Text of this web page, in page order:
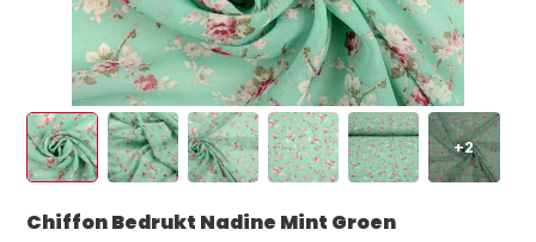
+2
Chiffon Bedrukt Nadine Mint Groen